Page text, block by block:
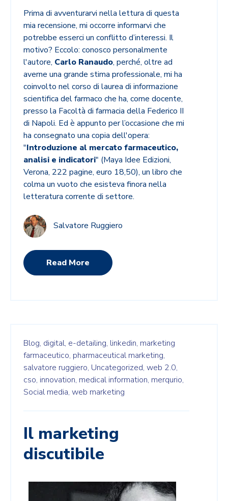
Prima di avventurarvi nella lettura di questa
mia recensione, mi occorre informarvi che
potrebbe esserci un conflitto d’interessi. Il
motivo? Eccolo: conosco personalmente
l'autore, Carlo Ranaudo, perché, oltre ad
averne una grande stima professionale, mi ha
coinvolto nel corso di laurea di informazione
scientifica del farmaco che ha, come docente,
presso la Facoltà di farmacia della Federico II
di Napoli. Ed è appunto per l’occasione che mi
ha consegnato una copia dell'opera:
"Introduzione al mercato farmaceutico,
analisi e indicatori" (Maya Idee Edizioni,
Verona, 222 pagine, euro 18,50), un libro che
colma un vuoto che esisteva finora nella
letteratura corrente di settore.
Salvatore Ruggiero
Read More
Blog, digital, e-detailing, linkedin, marketing
farmaceutico, pharmaceutical marketing,
salvatore ruggiero, Uncategorized, web 2.0,
cso, innovation, medical information, merqurio,
Social media, web marketing
Il marketing
discutibile